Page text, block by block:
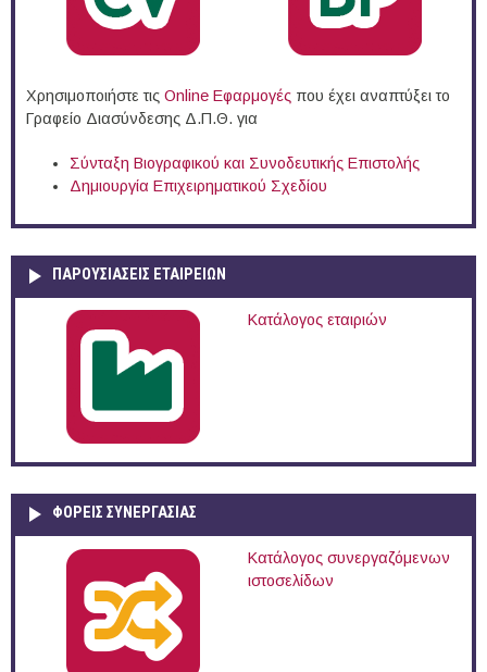
Χρησιμοποιήστε τις Online Eφαρμογές που έχει αναπτύξει το
Γραφείο Διασύνδεσης Δ.Π.Θ. για
Σύνταξη Βιογραφικού και Συνοδευτικής Επιστολής
Δημιουργία Επιχειρηματικού Σχεδίου
ΠΑΡΟΥΣΙΆΣΕΙΣ ΕΤΑΙΡΕΙΏΝ
Κατάλογος εταιριών
ΦΟΡΕΙΣ ΣΥΝΕΡΓΑΣΙΑΣ
Κατάλογος συνεργαζόμενων
ιστοσελίδων